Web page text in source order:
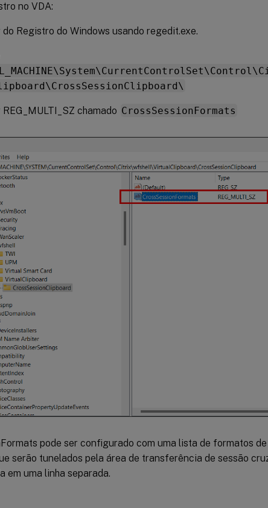
no VDA:
Registro do Windows usando regedit.exe.
chamado CrossSessionFormats
pode ser configurado com uma lista de formatos
serão tunelados pela área de transferência de sessão
em uma linha separada.